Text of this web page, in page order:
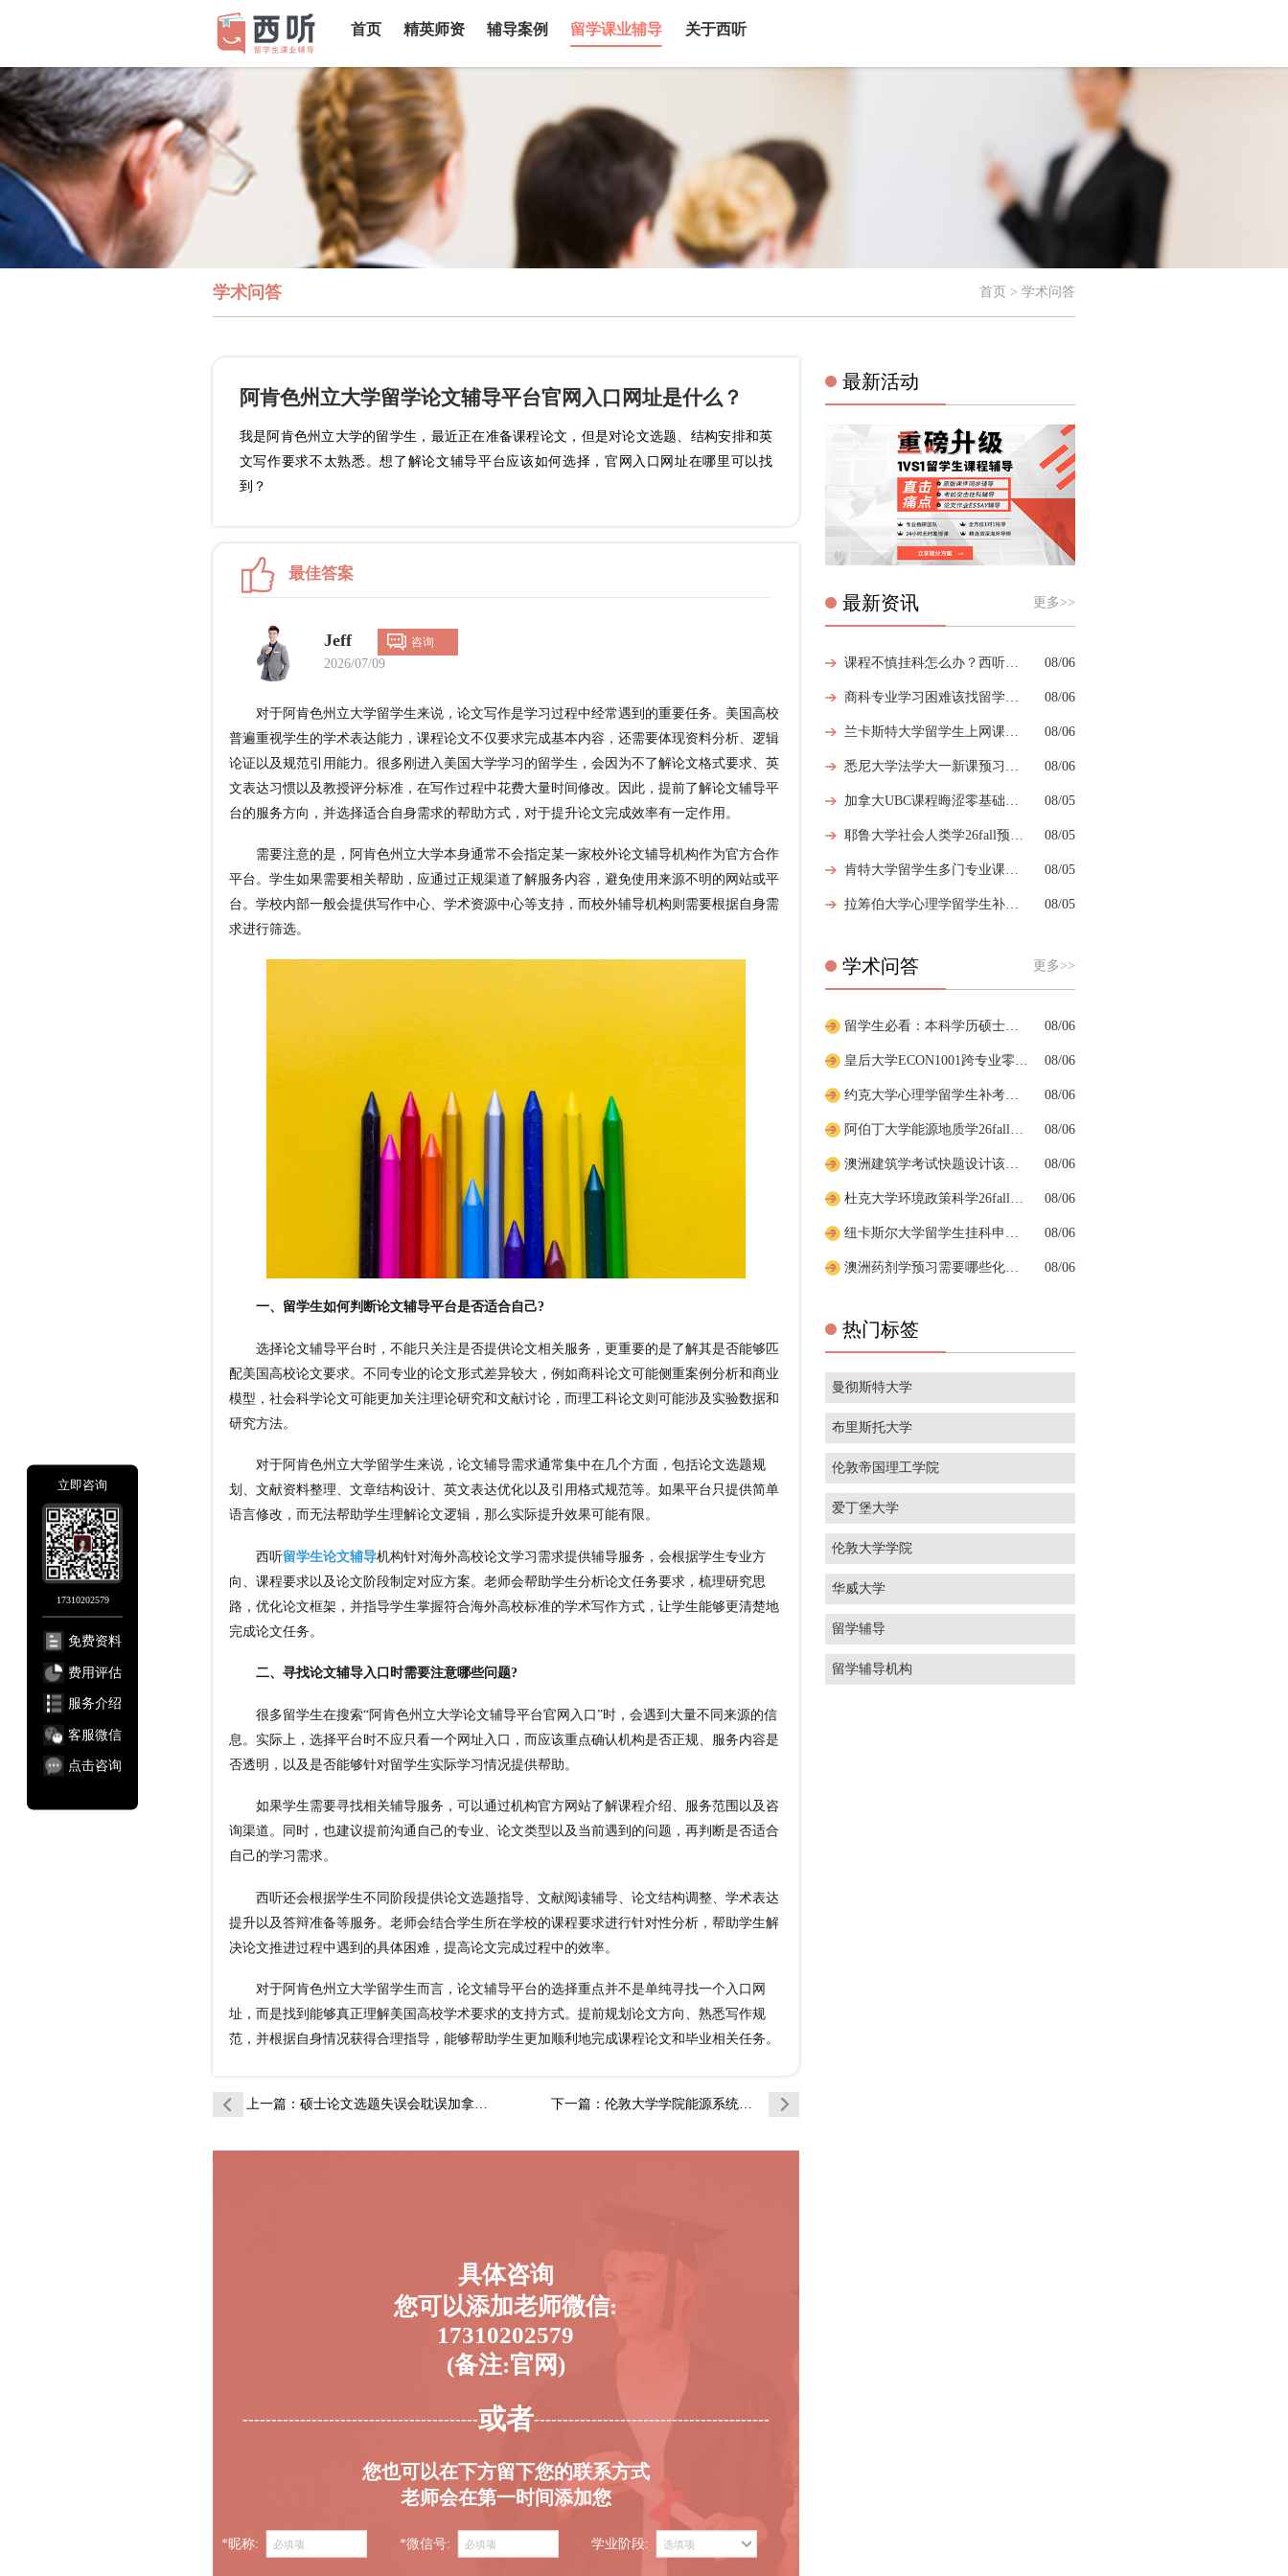
首页 精英师资 辅导案例 留学课业辅导 关于西听
学术问答 首页 > 学术问答
阿肯色州立大学留学论文辅导平台官网入口网址是什么？
我是阿肯色州立大学的留学生，最近正在准备课程论文，但是对论文选题、结构安排和英
文写作要求不太熟悉。想了解论文辅导平台应该如何选择，官网入口网址在哪里可以找
到？
最佳答案
Jeff 咨询
2026/07/09
对于阿肯色州立大学留学生来说，论文写作是学习过程中经常遇到的重要任务。美国高校
普遍重视学生的学术表达能力，课程论文不仅要求完成基本内容，还需要体现资料分析、逻辑
论证以及规范引用能力。很多刚进入美国大学学习的留学生，会因为不了解论文格式要求、英
文表达习惯以及教授评分标准，在写作过程中花费大量时间修改。因此，提前了解论文辅导平
台的服务方向，并选择适合自身需求的帮助方式，对于提升论文完成效率有一定作用。
需要注意的是，阿肯色州立大学本身通常不会指定某一家校外论文辅导机构作为官方合作
平台。学生如果需要相关帮助，应通过正规渠道了解服务内容，避免使用来源不明的网站或平
台。学校内部一般会提供写作中心、学术资源中心等支持，而校外辅导机构则需要根据自身需
求进行筛选。
一、留学生如何判断论文辅导平台是否适合自己?
选择论文辅导平台时，不能只关注是否提供论文相关服务，更重要的是了解其是否能够匹
配美国高校论文要求。不同专业的论文形式差异较大，例如商科论文可能侧重案例分析和商业
模型，社会科学论文可能更加关注理论研究和文献讨论，而理工科论文则可能涉及实验数据和
研究方法。
对于阿肯色州立大学留学生来说，论文辅导需求通常集中在几个方面，包括论文选题规
划、文献资料整理、文章结构设计、英文表达优化以及引用格式规范等。如果平台只提供简单
语言修改，而无法帮助学生理解论文逻辑，那么实际提升效果可能有限。
西听留学生论文辅导机构针对海外高校论文学习需求提供辅导服务，会根据学生专业方
向、课程要求以及论文阶段制定对应方案。老师会帮助学生分析论文任务要求，梳理研究思
路，优化论文框架，并指导学生掌握符合海外高校标准的学术写作方式，让学生能够更清楚地
完成论文任务。
二、寻找论文辅导入口时需要注意哪些问题?
很多留学生在搜索“阿肯色州立大学论文辅导平台官网入口”时，会遇到大量不同来源的信
息。实际上，选择平台时不应只看一个网址入口，而应该重点确认机构是否正规、服务内容是
否透明，以及是否能够针对留学生实际学习情况提供帮助。
如果学生需要寻找相关辅导服务，可以通过机构官方网站了解课程介绍、服务范围以及咨
询渠道。同时，也建议提前沟通自己的专业、论文类型以及当前遇到的问题，再判断是否适合
自己的学习需求。
西听还会根据学生不同阶段提供论文选题指导、文献阅读辅导、论文结构调整、学术表达
提升以及答辩准备等服务。老师会结合学生所在学校的课程要求进行针对性分析，帮助学生解
决论文推进过程中遇到的具体困难，提高论文完成过程中的效率。
对于阿肯色州立大学留学生而言，论文辅导平台的选择重点并不是单纯寻找一个入口网
址，而是找到能够真正理解美国高校学术要求的支持方式。提前规划论文方向、熟悉写作规
范，并根据自身情况获得合理指导，能够帮助学生更加顺利地完成课程论文和毕业相关任务。
上一篇：硕士论文选题失误会耽误加拿大答辩进度吗 下一篇 ：伦敦大学学院能源系统与数据分析的论文该怎…
具体咨询
您可以添加老师微信:
17310202579
(备注:官网)
-----------------------------------------或者-----------------------------------------
您也可以在下方留下您的联系方式
老师会在第一时间添加您
*昵称: *微信号: 学业阶段:
最新活动
最新资讯 更多>>
08/06
08/06
08/06
08/06
08/05
08/05
08/05
08/05
学术问答 更多>>
08/06
08/06
08/06
08/06
08/06
08/06
08/06
08/06
热门标签
曼彻斯特大学
布里斯托大学
伦敦帝国理工学院
爱丁堡大学
伦敦大学学院
华威大学
留学辅导
留学辅导机构
立即咨询
17310202579
免费资料
费用评估
服务介绍
客服微信
点击咨询